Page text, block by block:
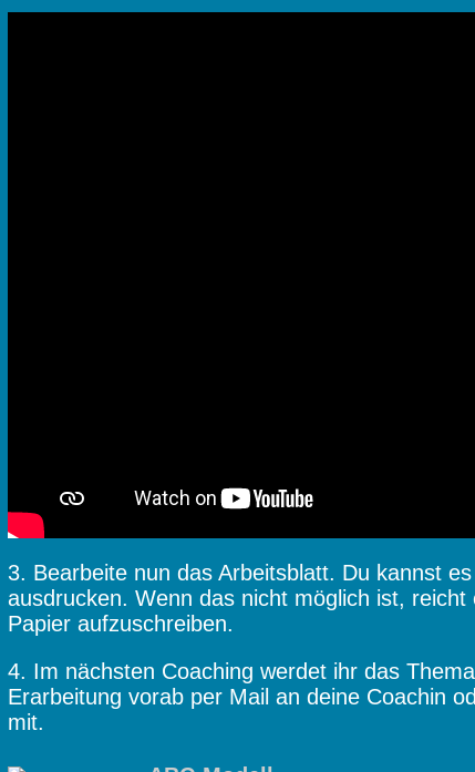
3. Bearbeite nun das Arbeitsblatt. Du kannst
ausdrucken. Wenn das nicht möglich ist,
Papier aufzuschreiben.
4. Im nächsten Coaching werdet ihr das
Erarbeitung vorab per Mail an deine Coachin
mit.